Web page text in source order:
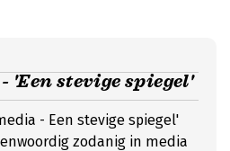
'Een stevige spiegel'
- Een stevige spiegel'
zodanig in media